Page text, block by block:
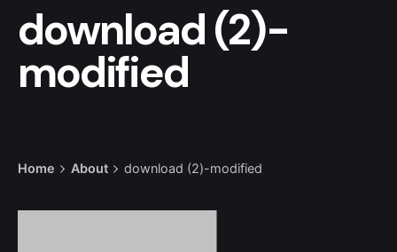
download (2)-
modified
Home About download (2)-modified